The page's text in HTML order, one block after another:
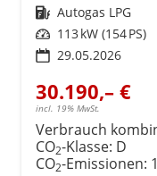
Kraftstoff Autogas LPG
Leistung 113 kW (154 PS)
29.05.2026
30.190,– €
incl. 19% MwSt.
Verbrauch
CO2-Klasse: D
CO2-Emissionen: